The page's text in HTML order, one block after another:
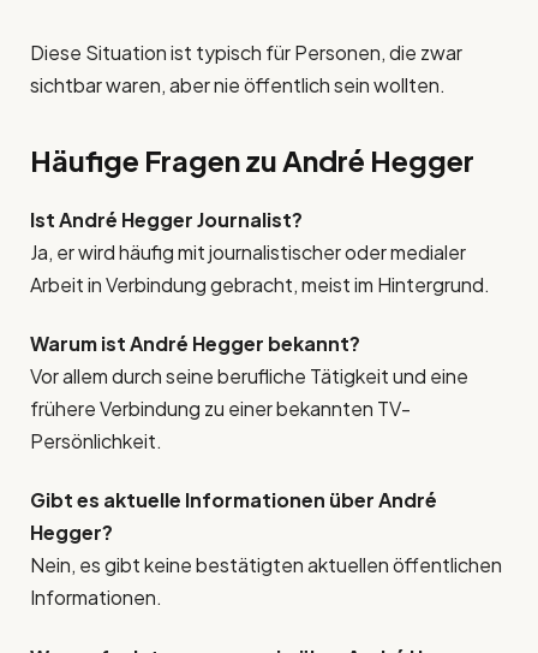
Diese Situation ist typisch für Personen, die zwar
sichtbar waren, aber nie öffentlich sein wollten.
Häufige Fragen zu André Hegger
Ist André Hegger Journalist?
Ja, er wird häufig mit journalistischer oder medialer
Arbeit in Verbindung gebracht, meist im Hintergrund.
Warum ist André Hegger bekannt?
Vor allem durch seine berufliche Tätigkeit und eine
frühere Verbindung zu einer bekannten TV-
Persönlichkeit.
Gibt es aktuelle Informationen über André
Hegger?
Nein, es gibt keine bestätigten aktuellen öffentlichen
Informationen.